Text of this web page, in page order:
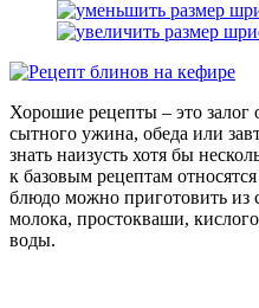
Хорошие рецепты – это залог
сытного ужина, обеда или
знать наизусть хотя бы
к базовым рецептам
блюдо можно приготовить из
молока, простокваши,
воды.